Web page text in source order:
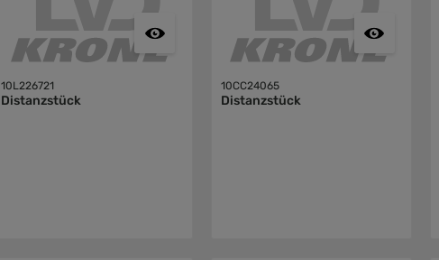
10L226721
Distanzstück
10CC24065
Distanzstück